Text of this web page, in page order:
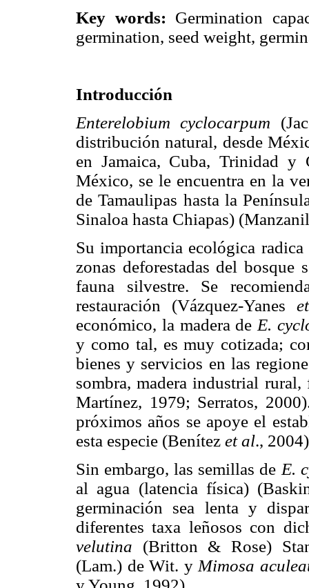
Key words: Germination
germination, seed weight,
Introducción
Enterelobium cyclocarpum
distribución natural, desde
en Jamaica, Cuba, Trinidad y
México, se le encuentra en la
de Tamaulipas hasta la
Sinaloa hasta Chiapas)
Su importancia ecológica
zonas deforestadas del
fauna silvestre. Se
restauración (Vázquez-Yanes
económico, la madera de E.
y como tal, es muy cotizada;
bienes y servicios en las
sombra, madera industrial
Martínez, 1979; Serratos,
próximos años se apoye el
esta especie (Benítez et al.,
Sin embargo, las semillas de E.
al agua (latencia física)
germinación sea lenta y
diferentes taxa leñosos con
velutina (Britton & Rose)
(Lam.) de Wit. y Mimosa